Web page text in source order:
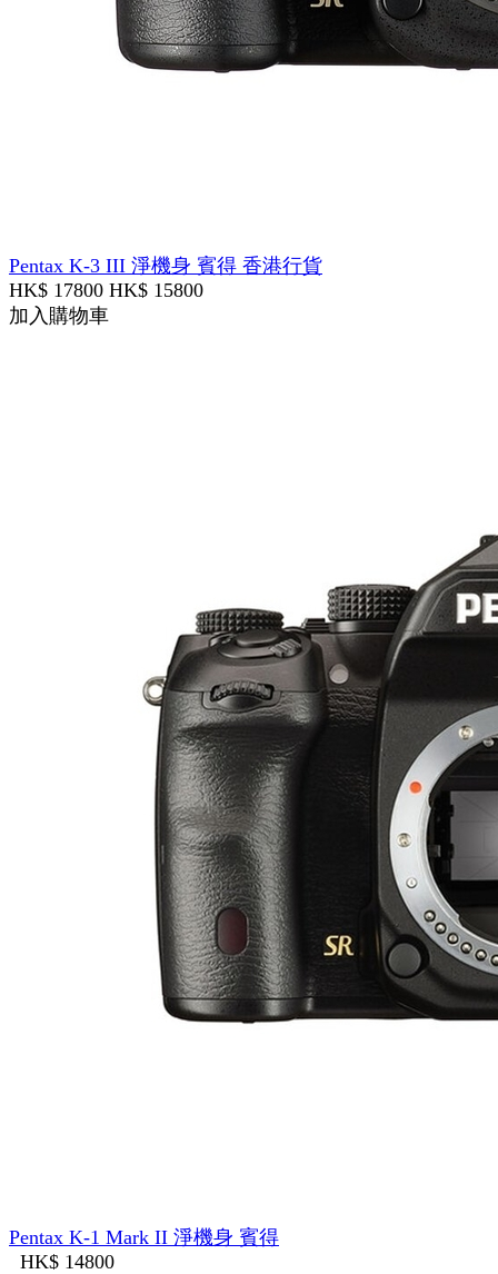
Pentax K-3 III 淨機身 賓得 香港行貨
HK$ 17800 HK$ 15800
加入購物車
Pentax K-1 Mark II 淨機身 賓得
HK$ 14800